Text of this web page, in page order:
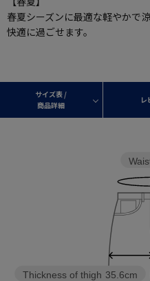
春夏シーズンに最適な軽やかで
快適に過ごせます。
サイズ表 /
商品詳細
レ
Thickness of thigh 35.6cm